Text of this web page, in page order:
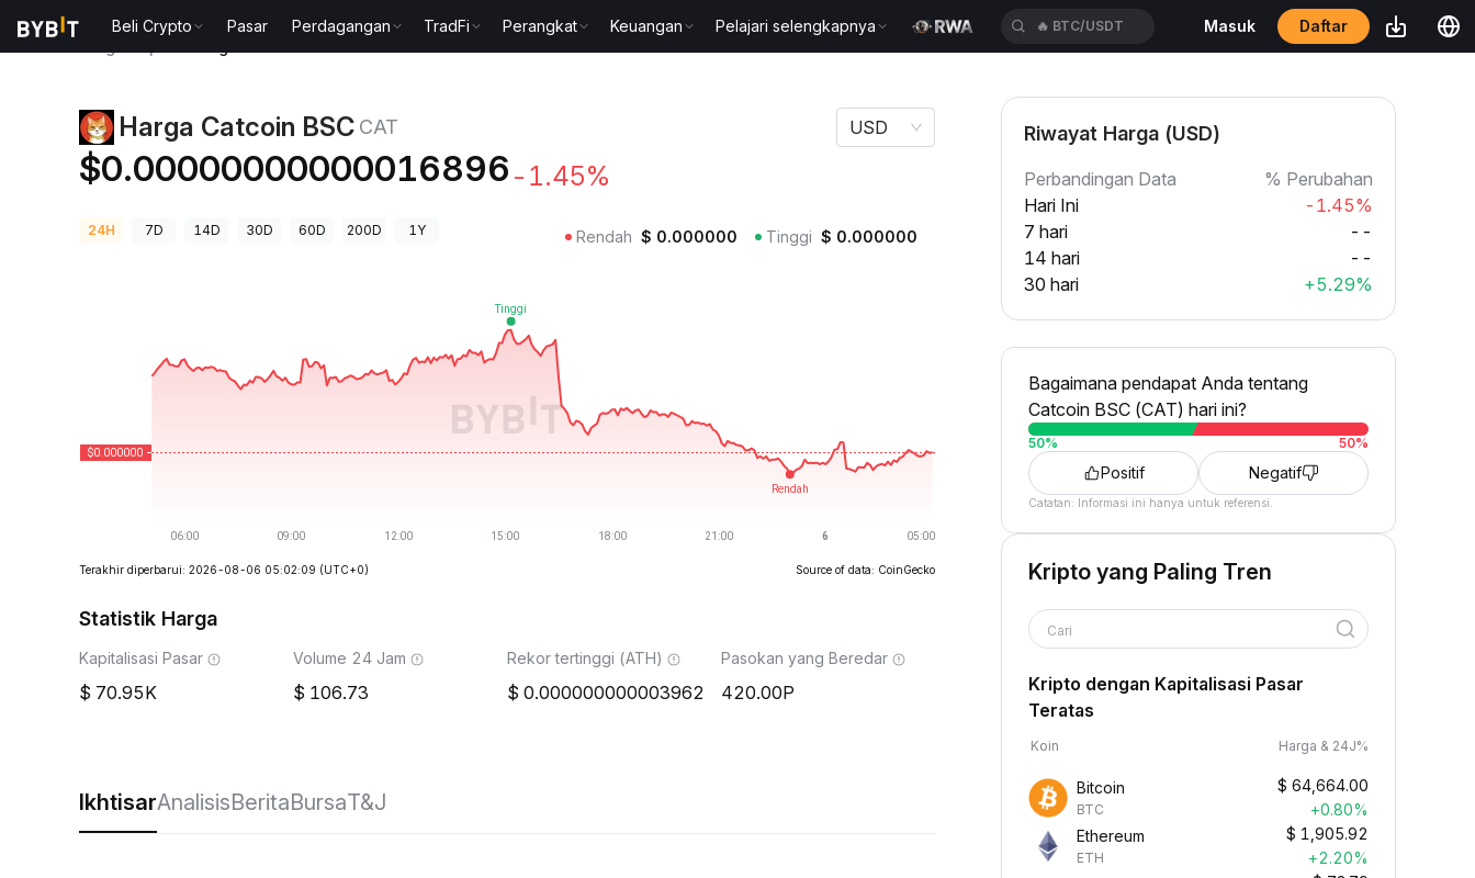
Beli Crypto Pasar Perdagangan TradFi Perangkat Keuangan Pelajari selengkapnya 🔥 BTC/USDT Masuk Daftar
Harga Catcoin BSC CAT
$0.00000000000016896 -1.45%
USD
24H 7D 14D 30D 60D 200D 1Y Rendah $ 0.000000 Tinggi $ 0.000000
Terakhir diperbarui: 2026-08-06 05:02:09 (UTC+0) Source of data: CoinGecko
Statistik Harga
Kapitalisasi Pasar
70.95K
Volume 24 Jam
106.73
Rekor tertinggi (ATH)
0.000000000003962
Pasokan yang Beredar
420.00P
IkhtisarAnalisisBeritaBursaT&J
Riwayat Harga (USD)
Perbandingan Data
% Perubahan
Hari Ini
-1.45%
7 hari
--
14 hari
--
30 hari
+5.29%
Bagaimana pendapat Anda tentang
Catcoin BSC (CAT) hari ini?
50% 50%
Positif Negatif
Catatan: Informasi ini hanya untuk referensi.
Kripto yang Paling Tren
Cari
Kripto dengan Kapitalisasi Pasar
Teratas
Koin Harga & 24J%
Bitcoin
BTC
$ 64,664.00
+0.80%
Ethereum
ETH
$ 1,905.92
+2.20%